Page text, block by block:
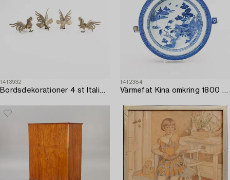
1413932
Bordsdekorationer 4 st Italien 1900-talets första hälft vitmetall.
1412384
Värmefat Kina omkring 1800 porslin.